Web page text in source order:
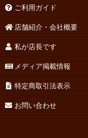
ご利用ガイド
店舗紹介・会社概要
私が店長です
メディア掲載情報
特定商取引法表示
お問い合わせ